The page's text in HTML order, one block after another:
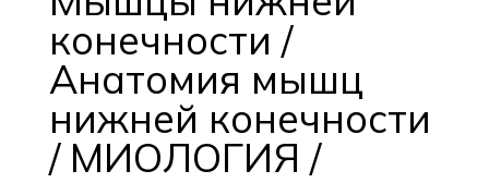
конечности /
Анатомия мышц
нижней конечности
/ МИОЛОГИЯ /